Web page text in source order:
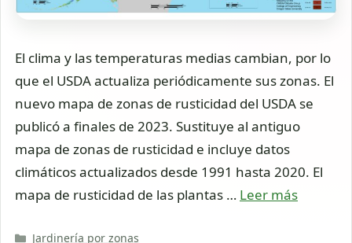
El clima y las temperaturas medias cambian, por lo
que el USDA actualiza periódicamente sus zonas. El
nuevo mapa de zonas de rusticidad del USDA se
publicó a finales de 2023. Sustituye al antiguo
mapa de zonas de rusticidad e incluye datos
climáticos actualizados desde 1991 hasta 2020. El
mapa de rusticidad de las plantas … Leer más
Categorías
Jardinería por zonas